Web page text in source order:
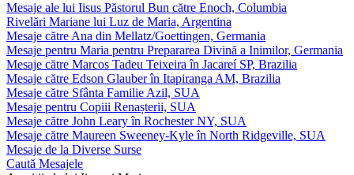
Mesaje ale lui Iisus Păstorul Bun către Enoch, Columbia
Rivelări Mariane lui Luz de Maria, Argentina
Mesaje către Ana din Mellatz/Goettingen, Germania
Mesaje pentru Maria pentru Prepararea Divină a Inimilor, Germania
Mesaje către Marcos Tadeu Teixeira în Jacareí SP, Brazilia
Mesaje către Edson Glauber în Itapiranga AM, Brazilia
Mesaje către Sfânta Familie Azil, SUA
Mesaje pentru Copiii Renașterii, SUA
Mesaje către John Leary în Rochester NY, SUA
Mesaje către Maureen Sweeney-Kyle în North Ridgeville, SUA
Mesaje de la Diverse Surse
Caută Mesajele